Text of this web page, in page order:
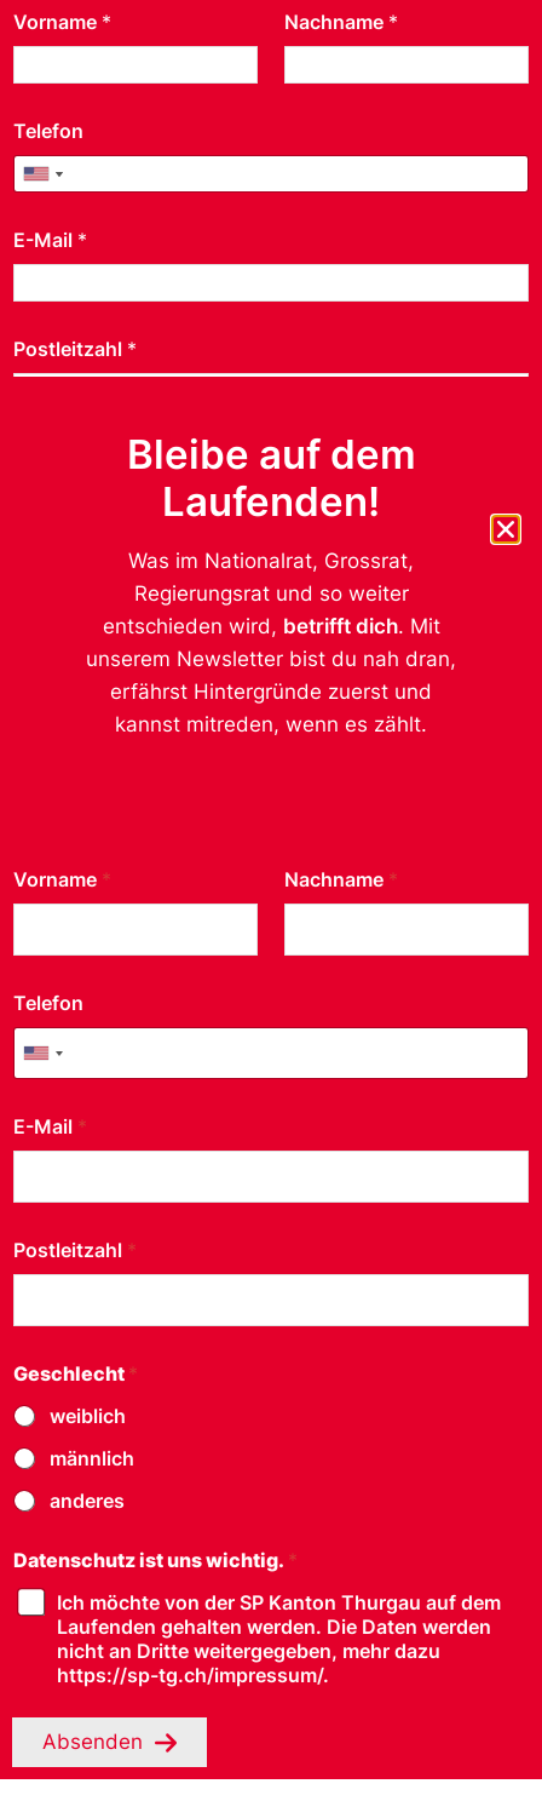
Vorname * Nachname *
Telefon
United States +1
United States +1
E-Mail *
Postleitzahl *
*
Datenschutz ist uns wichtig.*
Ich möchte von der SP Kanton Thurgau auf dem
Laufenden gehalten werden. Die Daten werden
nicht an Dritte weitergegeben, mehr dazu
https://sp-tg.ch/impressum/.
Instagram
Facebook
Kontakt
Bahnhofplatz 80
8500 Frauenfeld
info@sp-tg.ch
077 473 69 19
Sektionen
Bleibe auf dem
Laufenden!
Was im Nationalrat, Grossrat,
Regierungsrat und so weiter
entschieden wird, betrifft dich. Mit
unserem Newsletter bist du nah dran,
erfährst Hintergründe zuerst und
kannst mitreden, wenn es zählt.
Vorname * Nachname *
Telefon
United States +1
E-Mail *
Postleitzahl *
Geschlecht *
weiblich
männlich
anderes
Datenschutz ist uns wichtig. *
Ich möchte von der SP Kanton Thurgau auf dem
Laufenden gehalten werden. Die Daten werden
nicht an Dritte weitergegeben, mehr dazu
https://sp-tg.ch/impressum/.
Absenden